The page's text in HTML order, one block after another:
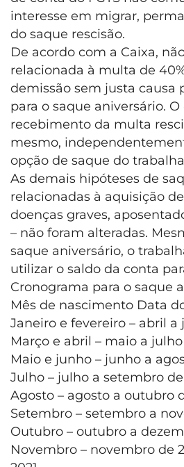
interesse em migrar,
do saque rescisão.
De acordo com a Caixa,
relacionada à multa de
demissão sem justa causa
para o saque aniversário.
recebimento da multa
mesmo,
opção de saque do
As demais hipóteses de
relacionadas à aquisição
doenças graves,
– não foram alteradas.
saque aniversário, o
utilizar o saldo da conta
Cronograma para o saque
Mês de nascimento Data
Janeiro e fevereiro – abril a
Março e abril – maio a
Maio e junho – junho a
Julho – julho a setembro
Agosto – agosto a outubro
Setembro – setembro a
Outubro – outubro a
Novembro – novembro de